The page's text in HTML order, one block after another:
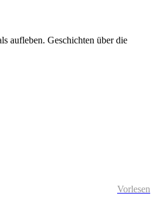
aufleben. Geschichten über die
Vorlesen